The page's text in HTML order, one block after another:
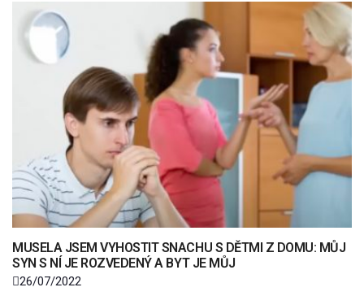
MUSELA JSEM VYHOSTIT SNACHU S DĚTMI Z DOMU: MŮJ
SYN S NÍ JE ROZVEDENÝ A BYT JE MŮJ
26/07/2022